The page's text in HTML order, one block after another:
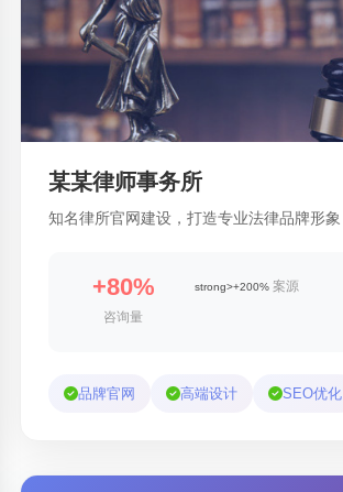
某某律师事务所
知名律所官网建设，打造专业法律品牌形象
+80%
咨询量
strong>+200% 案源
品牌官网 高端设计 SEO优化